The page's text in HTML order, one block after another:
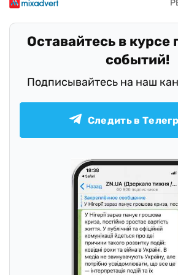
Оставайтесь в курсе
событий!
Подписывайтесь на наш
Следить в